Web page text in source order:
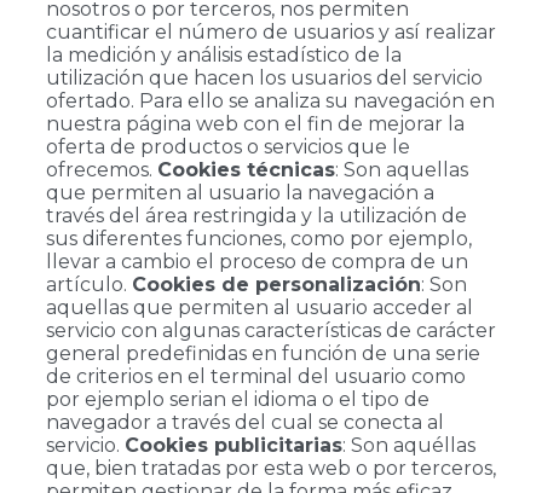
nosotros o por terceros, nos permiten
cuantificar el número de usuarios y así realizar
la medición y análisis estadístico de la
utilización que hacen los usuarios del servicio
ofertado. Para ello se analiza su navegación en
nuestra página web con el fin de mejorar la
oferta de productos o servicios que le
ofrecemos. Cookies técnicas: Son aquellas
que permiten al usuario la navegación a
través del área restringida y la utilización de
sus diferentes funciones, como por ejemplo,
llevar a cambio el proceso de compra de un
artículo. Cookies de personalización: Son
aquellas que permiten al usuario acceder al
servicio con algunas características de carácter
general predefinidas en función de una serie
de criterios en el terminal del usuario como
por ejemplo serian el idioma o el tipo de
navegador a través del cual se conecta al
servicio. Cookies publicitarias: Son aquéllas
que, bien tratadas por esta web o por terceros,